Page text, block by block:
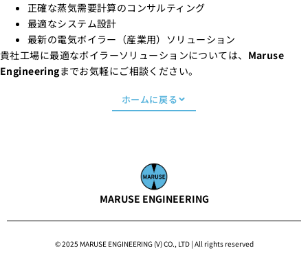
正確な蒸気需要計算のコンサルティング
最適なシステム設計
最新の電気ボイラー（産業用）ソリューション
貴社工場に最適なボイラーソリューションについては、 Maruse
Engineeringまでお気軽にご相談ください。
ホームに戻る
MARUSE ENGINEERING
© 2025 MARUSE ENGINEERING (V) CO., LTD | All rights reserved